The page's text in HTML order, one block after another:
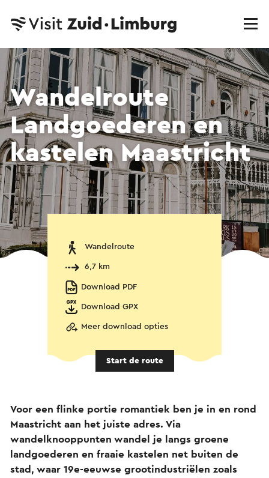
Wandelroute
Landgoederen en
kastelen Maastricht
Wandelroute
6,7 km
Download PDF
Download GPX
Meer download opties
Start de route
Voor een flinke portie romantiek ben je in en rond
Maastricht aan het juiste adres. Via
wandelknooppunten wandel je langs groene
landgoederen en fraaie kastelen net buiten de
stad, waar 19e-eeuwse grootindustriëlen zoals